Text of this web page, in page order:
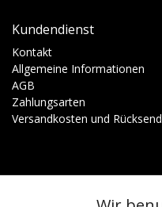
Kundendienst
Kontakt
Allgemeine Informationen
AGB
Zahlungsarten
Versandkosten und